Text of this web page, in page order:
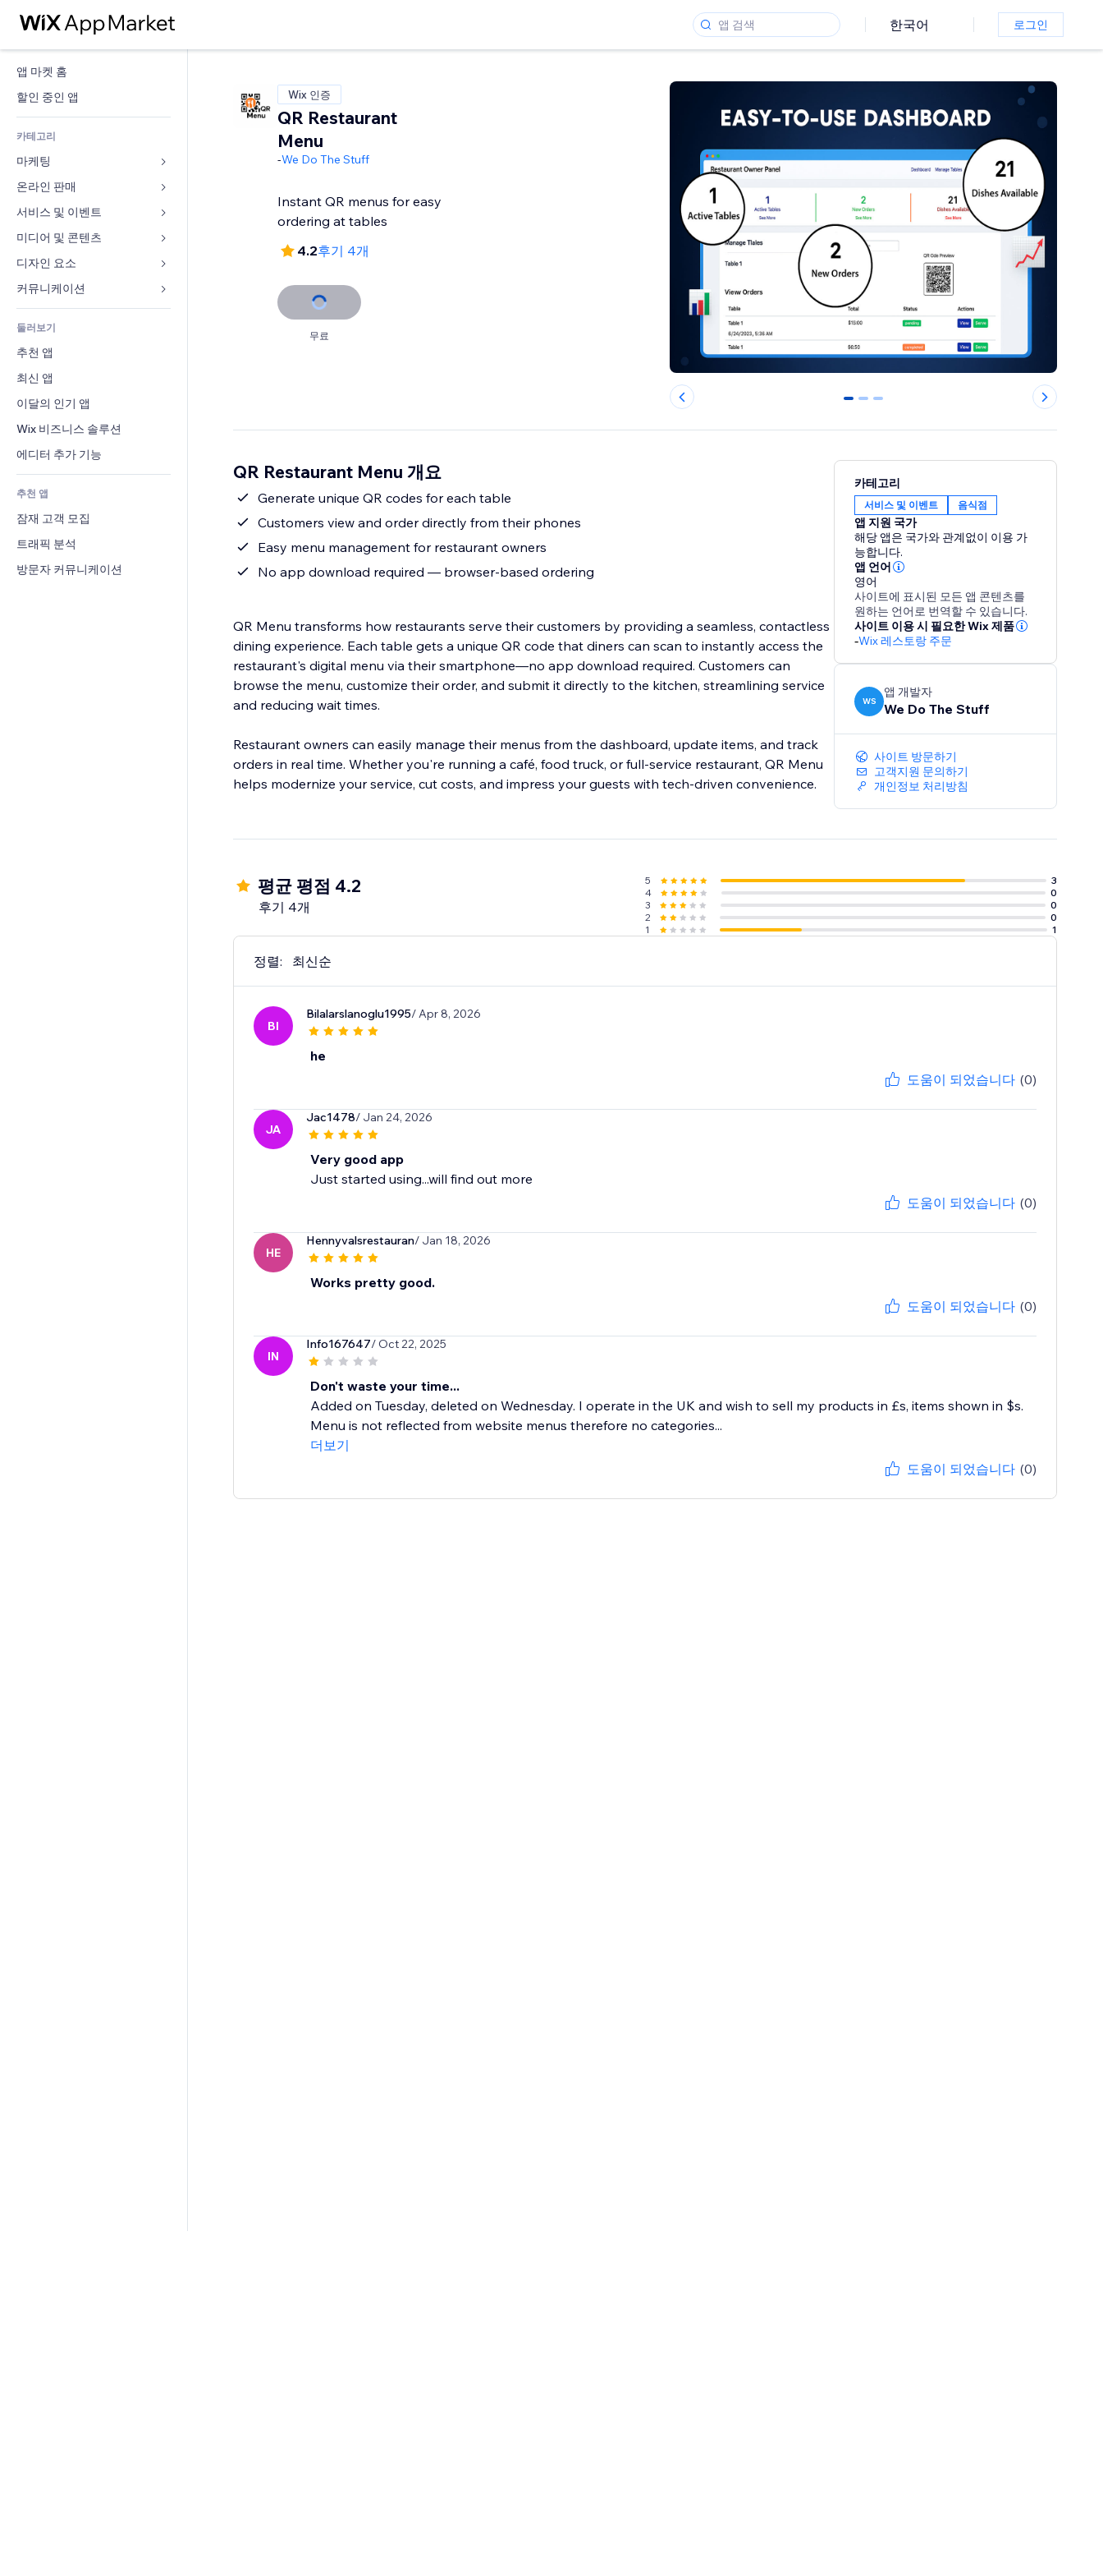
한국어 로그인
앱 마켓 홈
할인 중인 앱
카테고리
마케팅
광고
모바일
사이트 통계
사이트 목록
이메일
온라인 판매
쇼핑몰 관련 앱
배송
판매 버튼
회계
쿠폰 및 로열티
창고 서비스
식품 및 음료
서비스 및 이벤트
호텔
이벤트
음식점
부동산
예약
미디어 및 콘텐츠
갤러리
뮤직
팟캐스트
사진
동영상
PDF
파일 공유
소식
디자인 요소
지도 및 내비게이션
개인정보 및 보안
시계
페이지 템플릿
이미지 효과
버튼 & 메뉴
배너 및 배지
계산기
검색
일기예보
차트 및 표
양식
블로그
설문
채팅
메모
전화번호
커뮤니티
평가와 후기
CRM
둘러보기
추천 앱
최신 앱
이달의 인기 앱
Wix 비즈니스 솔루션
에디터 추가 기능
추천 앱
잠재 고객 모집
트래픽 분석
방문자 커뮤니케이션
Wix 인증
QR Restaurant
Menu
-We Do The Stuff
Instant QR menus for easy
ordering at tables
4.2후기 4개
무료
0 1 2
QR Restaurant Menu 개요
Generate unique QR codes for each table
Customers view and order directly from their phones
Easy menu management for restaurant owners
No app download required — browser-based ordering
QR Menu transforms how restaurants serve their customers by providing a seamless, contactless
dining experience. Each table gets a unique QR code that diners can scan to instantly access the
restaurant's digital menu via their smartphone—no app download required. Customers can
browse the menu, customize their order, and submit it directly to the kitchen, streamlining service
and reducing wait times.
Restaurant owners can easily manage their menus from the dashboard, update items, and track
orders in real time. Whether you're running a café, food truck, or full-service restaurant, QR Menu
helps modernize your service, cut costs, and impress your guests with tech-driven convenience.
카테고리
서비스 및 이벤트 음식점
앱 지원 국가
해당 앱은 국가와 관계없이 이용 가
능합니다.
앱 언어
영어
사이트에 표시된 모든 앱 콘텐츠를
원하는 언어로 번역할 수 있습니다.
사이트 이용 시 필요한 Wix 제품
-Wix 레스토랑 주문
WS
앱 개발자
We Do The Stuff
사이트 방문하기
고객지원 문의하기
개인정보 처리방침
평균 평점 4.2
후기 4개
5
3
4
0
3
0
2
0
1
1
정렬: 최신순
BI
Bilalarslanoglu1995/ Apr 8, 2026
he
도움이 되었습니다 (0)
JA
Jac1478/ Jan 24, 2026
Very good app
Just started using...will find out more
도움이 되었습니다 (0)
HE
Hennyvalsrestauran/ Jan 18, 2026
Works pretty good.
도움이 되었습니다 (0)
IN
Info167647/ Oct 22, 2025
Don't waste your time...
Added on Tuesday, deleted on Wednesday. I operate in the UK and wish to sell my products in £s, items shown in $s.
Menu is not reflected from website menus therefore no categories...
더보기
도움이 되었습니다 (0)